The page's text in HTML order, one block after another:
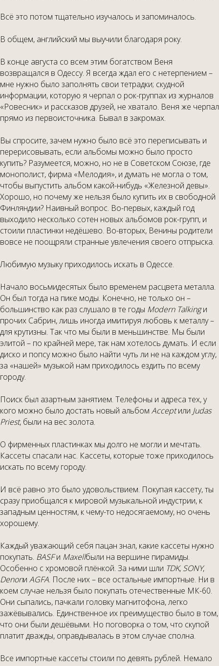
Всё это потом тщательно изучалось и запоминалось.
В общем, английский мы выучили благодаря року.
В конце августа со всем этим богатством Веня
возвращался в Одессу. Я всегда ждал его с нетерпением –
мне нужно было заполнять свои тетрадки; скудной
информации, которую я черпал о рок-группах из журналов
«Ровесник» и рассказов друзей, не хватало. Веня же черпал
прямо из первоисточника. Бывал в закромах.
Вы спросите, зачем нужно было всё это переписывать и
перерисовывать, если альбомы можно было просто
купить? Разумеется, можно, но не в Советском Союзе, где
монополист, фирма «Мелодия», и думать не могла о том,
чтобы выпустить альбом какой-нибудь «Железной девы».
Хорошо, но почему же нельзя было купить их в свободной
Финляндии? Наивный вопрос. Во-первых, каждый год
выходило несколько сотен новых альбомов рок-групп, и
стоили пластинки недёшево. Во-вторых, Венины родители
вовсе не поощряли странные увлечения своего отпрыска.
Любимую музыку приходилось искать в Одессе.
Начало восьмидесятых было временем расцвета металла.
Он был тогда на пике моды. Конечно, не только он –
большинство как раз слушало в те годы Modern Talkingи
прочих Сабрин, лишь иногда имитируя любовь к металлу –
для крутизны. Так что мы были в меньшинстве. Мы были
элитой – по крайней мере, так нам хотелось думать. И если
диско и попсу можно было найти чуть ли не на каждом углу,
за «нашей» музыкой нам приходилось ездить по всему
городу.
Поиск был азартным занятием. Телефоны и адреса тех, у
кого можно было достать новый альбом Acceptили Judas
Priest, были на вес золота.
О фирменных пластинках мы долго не могли и мечтать.
Кассеты спасали нас. Кассеты, которые тоже приходилось
искать по всему городу.
И всё равно это было удовольствием. Покупая кассету, ты
сразу приобщался к мировой музыкальной индустрии, к
западным ценностям, к чему-то недосягаемому, но очень
хорошему.
Каждый уважающий себя пацан знал, какие кассеты нужно
покупать. BASFи Maxellбыли на вершине пирамиды.
Особенно с хромовой плёнкой. За ними шли TDK, SONY,
Denonи AGFA. После них – все остальные импортные. Ни в
коем случае нельзя было покупать отечественные МК-60.
Они сыпались, пачкали головку магнитофона, легко
зажёвывались. Единственное их преимущество было в том,
что они были дешёвыми. Но поговорка о том, что скупой
платит дважды, оправдывалась в этом случае сполна.
Все импортные кассеты стоили по девять рублей. Немало